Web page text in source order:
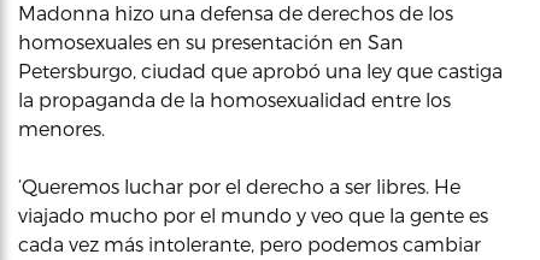
Madonna hizo una defensa de derechos de los
homosexuales en su presentación en San
Petersburgo, ciudad que aprobó una ley que castiga
la propaganda de la homosexualidad entre los
menores.
‘Queremos luchar por el derecho a ser libres. He
viajado mucho por el mundo y veo que la gente es
cada vez más intolerante, pero podemos cambiar